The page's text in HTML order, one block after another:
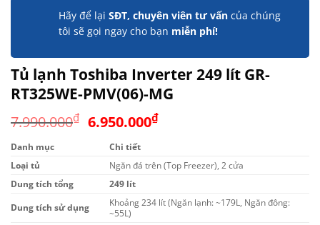
Hãy để lại SĐT, chuyên viên tư vấn của chúng
tôi sẽ gọi ngay cho bạn miễn phí!
Tủ lạnh Toshiba Inverter 249 lít GR-
RT325WE-PMV(06)-MG
7.990.000₫ Giá
7.990.000₫.
6.950.000₫Giá
là:
Danh mục
Chi tiết
Loại tủ
Ngăn đá trên (Top Freezer), 2 cửa
Dung tích tổng
249 lít
Dung tích sử dụng
Khoảng 234 lít (Ngăn lạnh: ~179L, Ngăn đông:
~55L)